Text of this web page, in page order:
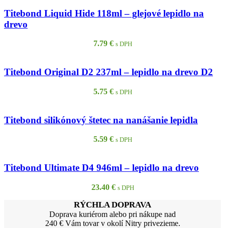
Titebond Liquid Hide 118ml – glejové lepidlo na
drevo
7.79 € s DPH
Titebond Original D2 237ml – lepidlo na drevo D2
5.75 € s DPH
Titebond silikónový štetec na nanášanie lepidla
5.59 € s DPH
Titebond Ultimate D4 946ml – lepidlo na drevo
23.40 € s DPH
RÝCHLA DOPRAVA
Doprava kuriérom alebo pri nákupe nad
240 € Vám tovar v okolí Nitry privezieme.